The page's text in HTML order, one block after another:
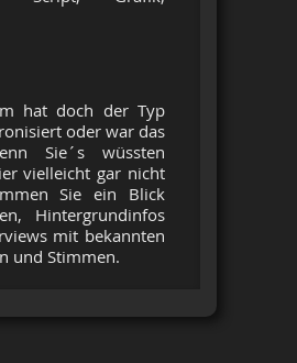
hat doch der Typ
oder war das
Sie´s wüssten
vielleicht gar nicht
Sie ein Blick
Hintergrundinfos
mit bekannten
und Stimmen.